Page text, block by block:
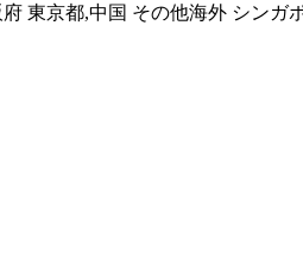
東京都,中国 その他海外 シンガ